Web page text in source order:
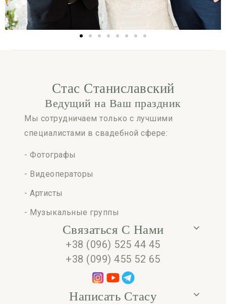
Стас Станиславский
Ведущий на Ваш праздник
Мы сотрудничаем только с лучшими
специалистами в свадебной сфере:
- Фотографы
- Видеоператоры
- Артисты
- Музыкальные группы
Связаться С Нами
+38 (096) 525 44 45
+38 (099) 455 52 65
Написать Стасу